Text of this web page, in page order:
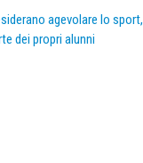
agevolare lo sport,
dei propri alunni